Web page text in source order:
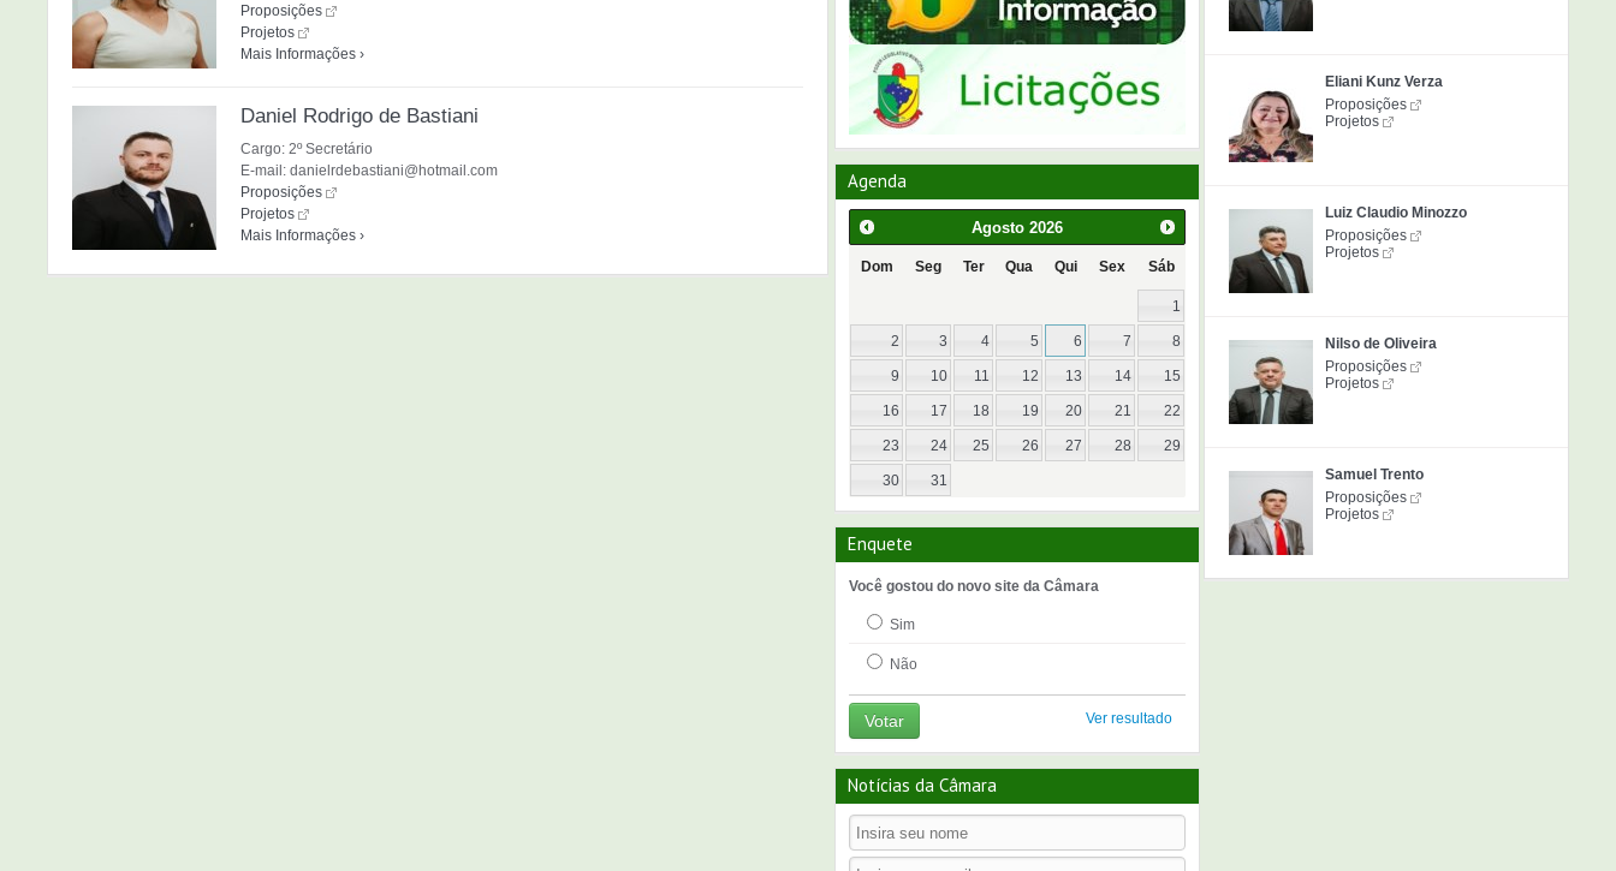
Proposições
Projetos
Mais Informações ›
Daniel Rodrigo de Bastiani
Cargo: 2º Secretário
E-mail: danielrdebastiani@hotmail.com
Proposições
Projetos
Mais Informações ›
Eliani Kunz Verza
Proposições
Projetos
Luiz Claudio Minozzo
Proposições
Projetos
Nilso de Oliveira
Proposições
Projetos
Samuel Trento
Proposições
Projetos
Agenda
Agosto 2026
Dom Seg Ter Qua Qui Sex Sáb
1
2 3 4 5 6 7 8
9 10 11 12 13 14 15
16 17 18 19 20 21 22
23 24 25 26 27 28 29
30 31
Enquete
Você gostou do novo site da Câmara
Sim
Não
Votar Ver resultado
Notícias da Câmara